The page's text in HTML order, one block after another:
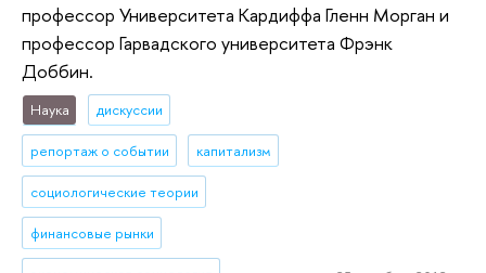
профессор Университета Кардиффа Гленн Морган и
профессор Гарвадского университета Фрэнк
Доббин.
Наука дискуссии
репортаж о событии капитализм
социологические теории
финансовые рынки